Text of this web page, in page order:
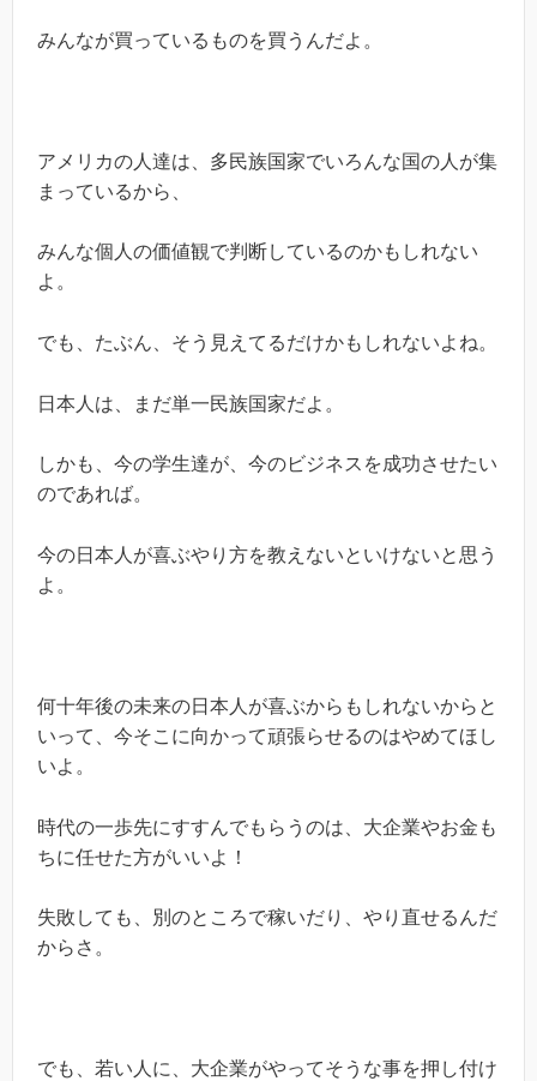
みんなが買っているものを買うんだよ。
アメリカの人達は、多民族国家でいろんな国の人が集
まっているから、
みんな個人の価値観で判断しているのかもしれない
よ。
でも、たぶん、そう見えてるだけかもしれないよね。
日本人は、まだ単一民族国家だよ。
しかも、今の学生達が、今のビジネスを成功させたい
のであれば。
今の日本人が喜ぶやり方を教えないといけないと思う
よ。
何十年後の未来の日本人が喜ぶからもしれないからと
いって、今そこに向かって頑張らせるのはやめてほし
いよ。
時代の一歩先にすすんでもらうのは、大企業やお金も
ちに任せた方がいいよ！
失敗しても、別のところで稼いだり、やり直せるんだ
からさ。
でも、若い人に、大企業がやってそうな事を押し付け